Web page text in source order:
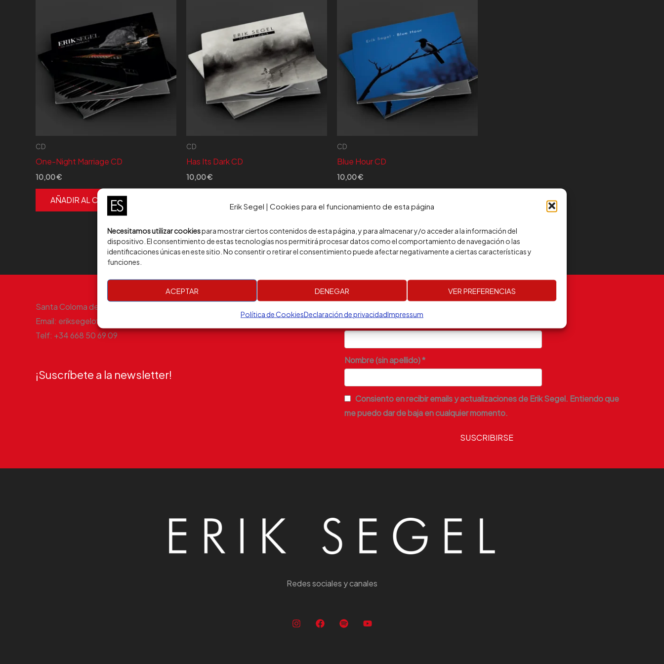
Erik Segel | Cookies para el funcionamiento de esta página
Necesitamos utilizar cookiespara mostrar ciertos contenidos de esta página, y para almacenar y/o acceder a la información del
dispositivo. El consentimiento de estas tecnologías nos permitirá procesar datos como el comportamiento de navegación o las
identificaciones únicas en este sitio. No consentir o retirar el consentimiento puede afectar negativamente a ciertas características y
funciones.
ACEPTAR DENEGAR VER PREFERENCIAS
Política de CookiesDeclaración de privacidadImpressum
CD
One-Night Marriage CD
10,00€
AÑADIR AL CARRITO
CD
Has Its Dark CD
10,00€
CD
Blue Hour CD
10,00€
Santa Coloma de Gramenet, Barcelona, España
Email: eriksegelofficial@gmail.com
Telf: +34 668 50 69 09
¡Suscríbete a la newsletter!
Dirección de correo electrónico *
Nombre (sin apellido) *
Consiento en recibir emails y actualizaciones de Erik Segel. Entiendo que
me puedo dar de baja en cualquier momento.
Redes sociales y canales